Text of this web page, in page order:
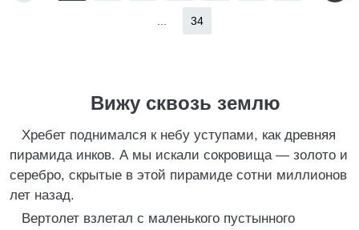
34
Вижу сквозь землю
Хребет поднимался к небу уступами, как древняя
пирамида инков. А мы искали сокровища — золото и
серебро, скрытые в этой пирамиде сотни миллионов
лет назад.
Вертолет взлетал с маленького пустынного